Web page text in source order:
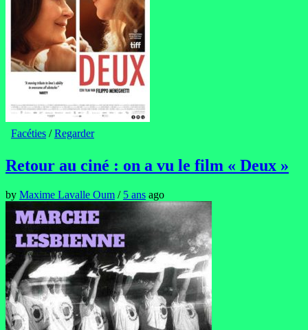
Facéties /Regarder
Retour au ciné : on a vu le film « Deux »
by Maxime Lavalle Oum / 5 ans ago